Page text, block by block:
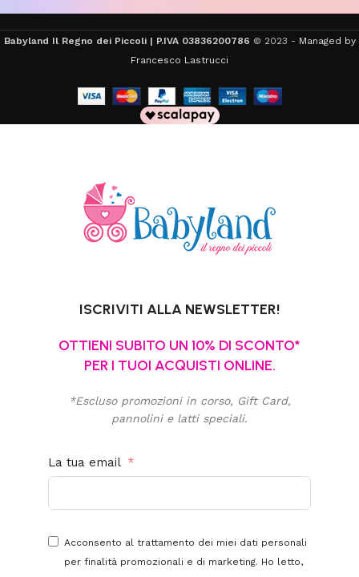
Babyland Il Regno dei Piccoli | P.IVA 03836200786 © 2023 - Managed by
Francesco Lastrucci
ISCRIVITI ALLA NEWSLETTER!
OTTIENI SUBITO UN 10% DI SCONTO*
PER I TUOI ACQUISTI ONLINE.
*Escluso promozioni in corso, Gift Card,
pannolini e latti speciali.
La tua email
Acconsento al trattamento dei miei dati personali
per finalità promozionali e di marketing. Ho letto,